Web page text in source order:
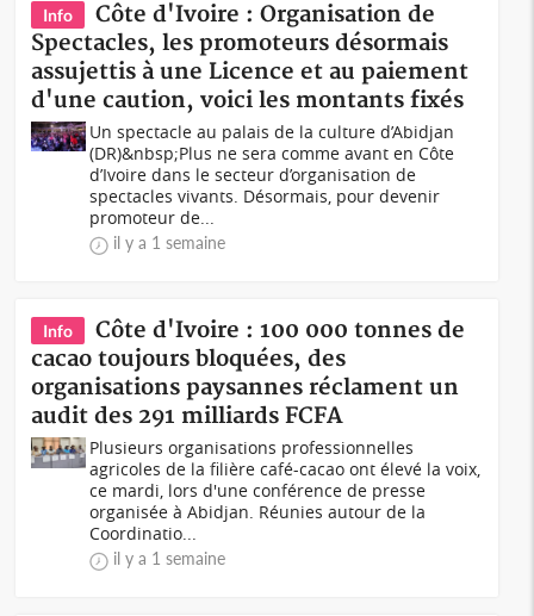
Info
Côte d'Ivoire : Organisation de
Spectacles, les promoteurs désormais
assujettis à une Licence et au paiement
d'une caution, voici les montants fixés
Un spectacle au palais de la culture d’Abidjan
(DR)&nbsp;Plus ne sera comme avant en Côte
d’Ivoire dans le secteur d’organisation de
spectacles vivants. Désormais, pour devenir
promoteur de...
il y a 1 semaine
Info
Côte d'Ivoire : 100 000 tonnes de
cacao toujours bloquées, des
organisations paysannes réclament un
audit des 291 milliards FCFA
Plusieurs organisations professionnelles
agricoles de la filière café-cacao ont élevé la voix,
ce mardi, lors d'une conférence de presse
organisée à Abidjan. Réunies autour de la
Coordinatio...
il y a 1 semaine